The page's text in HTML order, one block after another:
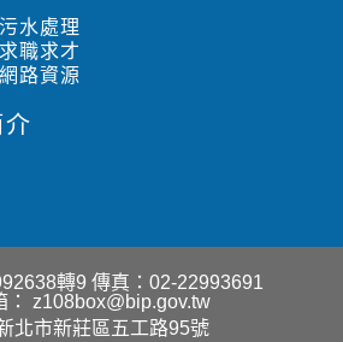
污水處理
求職求才
網路資源
轉9 傳真：02-22993691
z108box@bip.gov.tw
北市新莊區五工路95號